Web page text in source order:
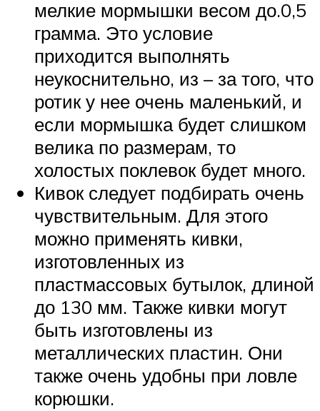
мелкие мормышки весом до.0,5
грамма. Это условие
приходится выполнять
неукоснительно, из – за того, что
ротик у нее очень маленький, и
если мормышка будет слишком
велика по размерам, то
холостых поклевок будет много.
Кивок следует подбирать очень
чувствительным. Для этого
можно применять кивки,
изготовленных из
пластмассовых бутылок, длиной
до 130 мм. Также кивки могут
быть изготовлены из
металлических пластин. Они
также очень удобны при ловле
корюшки.